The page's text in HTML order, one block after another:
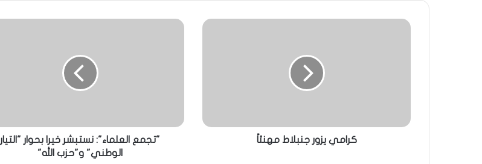
كرامي يزور جنبلاط مهنئاً
"تجمع العلماء": نستبشر خيرا بحوار "التيار
الوطني" و"حزب الله"